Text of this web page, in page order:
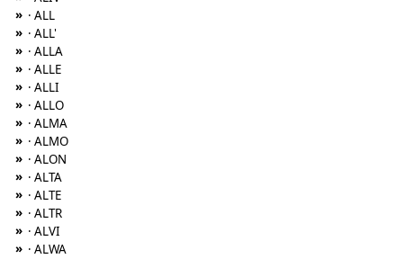
» · ALL
» · ALL'
» · ALLA
» · ALLE
» · ALLI
» · ALLO
» · ALMA
» · ALMO
» · ALON
» · ALTA
» · ALTE
» · ALTR
» · ALVI
» · ALWA